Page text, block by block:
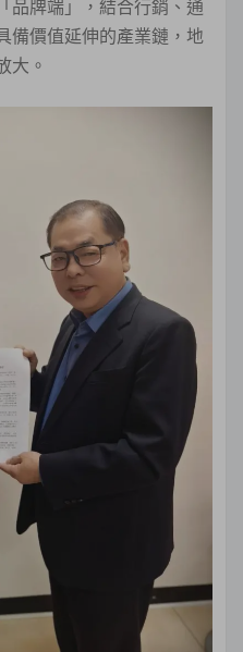
品牌端」，結合行銷、通
備價值延伸的產業鏈，地
大。